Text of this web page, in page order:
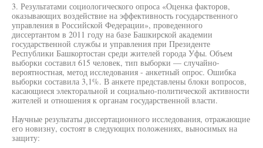
3. Результатами социологического опроса «Оценка факторов,
оказывающих воздействие на эффективность государственного
управления в Российской Федерации», проведенного
диссертантом в 2011 году на базе Башкирской академии
государственной службы и управления при Президенте
Республики Башкортостан среди жителей города Уфы. Объем
выборки составил 615 человек, тип выборки — случайно-
вероятностная, метод исследования - анкетный опрос. Ошибка
выборки составила 3,1%. В анкете представлены блоки вопросов,
касающиеся электоральной и социально-политической активности
жителей и отношения к органам государственной власти.
Научные результаты диссертационного исследования, отражающие
его новизну, состоят в следующих положениях, выносимых на
защиту: